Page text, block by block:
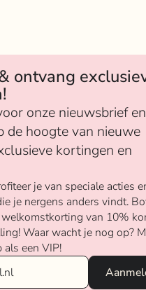
ontvang
onze nieuwsbrief
de hoogte van nieuwe
kortingen en
je van speciale acties
je nergens anders vindt.
van 10%
Waar wacht je nog op?
als een VIP!